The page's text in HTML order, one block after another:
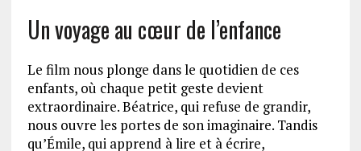
Un voyage au cœur de l’enfance
Le film nous plonge dans le quotidien de ces
enfants, où chaque petit geste devient
extraordinaire. Béatrice, qui refuse de grandir,
nous ouvre les portes de son imaginaire. Tandis
qu’Émile, qui apprend à lire et à écrire,